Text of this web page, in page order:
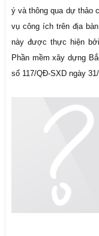
ý và thông qua dự thảo
vụ công ích trên địa
này được thực hiện
Phần mềm xây dựng
số 117/QĐ-SXD ngày